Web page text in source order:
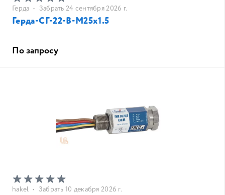
Герда • Забрать 24 сентября 2026 г.
Герда-СГ-22-В-М25х1.5
По запросу
hakel • Забрать 10 декабря 2026 г.